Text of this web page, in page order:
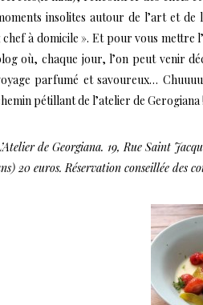
insolites autour de l’art et de
chef à domicile ». Et pour vous mettre
où, chaque jour, l’on peut venir
parfumé et savoureux…
pétillant de l’atelier de Gerogiana !
de Georgiana. 19, Rue Saint
20 euros. Réservation conseillée des